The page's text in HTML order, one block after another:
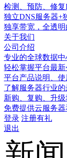
检测、预防、修
独立DNS服务器+
独享带宽，全透
关于我们
公司介绍
专业的全球数据
轻松掌握平台最
平台产品说明、
了解服务器行业
新购、复购、升
免费提供云服务
登录 注册有礼
退出